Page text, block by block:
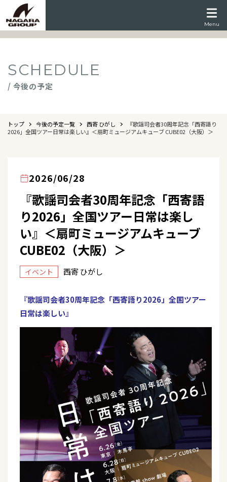
Menu
SCHEDULE
/ 今後の予定
トップ 今後の予定一覧 西寄 ひがし
『歌謡司会者30周年記念「西寄語り
2026」全国ツアー日常は楽しい』＜扇町ミュージアムキューブ CUBE02（大阪）＞
2026/06/28
『歌謡司会者30周年記念「西寄語
り2026」全国ツアー日常は楽し
い』＜扇町ミュージアムキューブ
CUBE02（大阪）＞
イベント 西寄 ひがし
『歌謡司会者30周年記念「西寄語り2026」全国ツアー
日常は楽しい』